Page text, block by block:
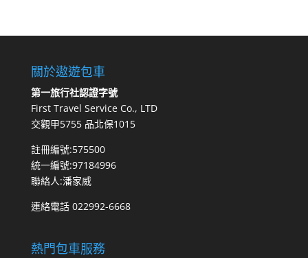
關於遨遊包車
第一旅行社認證字號
First Travel Service Co., LTD
交觀甲5755 品北保1015
註冊編號:575500
統一編號:97184996
聯絡人:潘家威
連絡電話 022992-6668
熱門包車服務